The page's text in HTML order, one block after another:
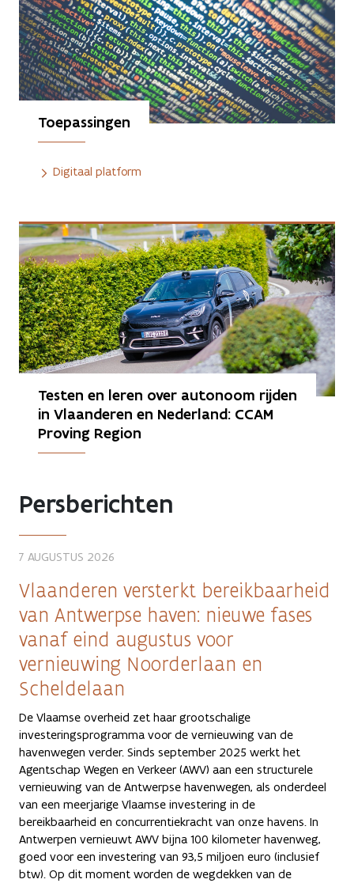
Toepassingen
Digitaal platform
Testen en leren over autonoom rijden
in Vlaanderen en Nederland: CCAM
Proving Region
Persberichten
7 AUGUSTUS 2026
Vlaanderen versterkt bereikbaarheid
van Antwerpse haven: nieuwe fases
vanaf eind augustus voor
vernieuwing Noorderlaan en
Scheldelaan
De Vlaamse overheid zet haar grootschalige
investeringsprogramma voor de vernieuwing van de
havenwegen verder. Sinds september 2025 werkt het
Agentschap Wegen en Verkeer (AWV) aan een structurele
vernieuwing van de Antwerpse havenwegen, als onderdeel
van een meerjarige Vlaamse investering in de
bereikbaarheid en concurrentiekracht van onze havens. In
Antwerpen vernieuwt AWV bijna 100 kilometer havenweg,
goed voor een investering van 93,5 miljoen euro (inclusief
btw). Op dit moment worden de wegdekken van de